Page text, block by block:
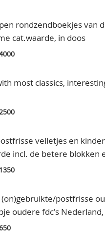
rondzendboekjes van
cat.waarde, in doos
most classics,
velletjes en
incl. de betere blokken
(on)gebruikte/postfrisse
oudere fdc's